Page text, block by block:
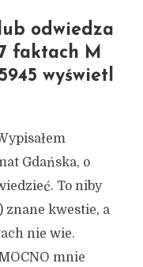
odwiedza
faktach M
wyświetl
Gdańska, o
To niby
znane kwestie, a
nie wie.
mnie